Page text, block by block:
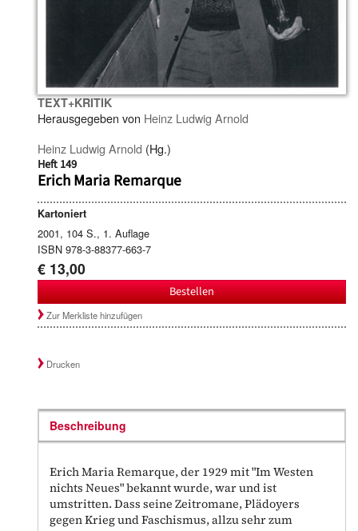
TEXT+KRITIK
Herausgegeben von Heinz Ludwig Arnold
Heinz Ludwig Arnold (Hg.)
Heft 149
Erich Maria Remarque
Kartoniert
2001, 104 S., 1. Auflage
ISBN 978-3-88377-663-7
€ 13,00
Bestellen
Zur Merkliste hinzufügen
Drucken
Beschreibung
Erich Maria Remarque, der 1929 mit "Im Westen
nichts Neues" bekannt wurde, war und ist
umstritten. Dass seine Zeitromane, Plädoyers
gegen Krieg und Faschismus, allzu sehr zum